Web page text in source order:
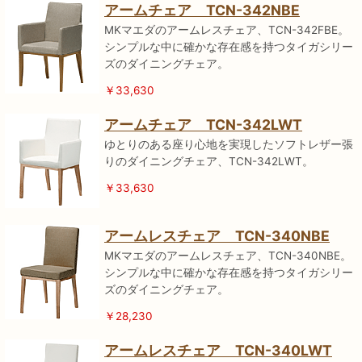
アームチェア TCN-342NBE
MKマエダのアームレスチェア、TCN-342FBE。
シンプルな中に確かな存在感を持つタイガシリー
ズのダイニングチェア。
￥33,630
アームチェア TCN-342LWT
ゆとりのある座り心地を実現したソフトレザー張
りのダイニングチェア、TCN-342LWT。
￥33,630
アームレスチェア TCN-340NBE
MKマエダのアームレスチェア、TCN-340NBE。
シンプルな中に確かな存在感を持つタイガシリー
ズのダイニングチェア。
￥28,230
アームレスチェア TCN-340LWT